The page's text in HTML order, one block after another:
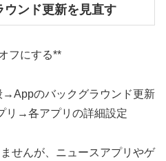
ウンド更新を見直す
フにする**
のバックグラウンド更新
リ→各アプリの詳細設定
せんが、ニュースアプリやゲ